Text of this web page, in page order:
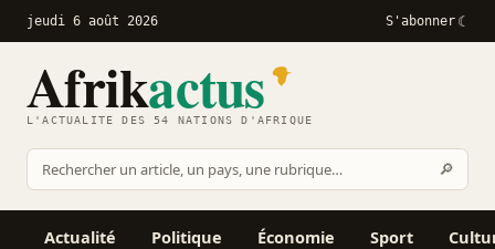
jeudi 6 août 2026 S'abonner
Afrikactus
L'ACTUALITÉ DES 54 NATIONS D'AFRIQUE
Rechercher
sur
Afrikactus
🔎
Actualité Politique Économie Sport